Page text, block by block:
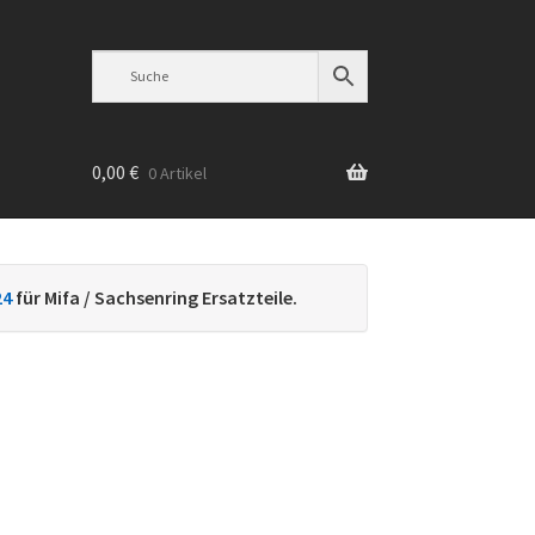
0,00 € 0 Artikel
für Mifa / Sachsenring Ersatzteile.